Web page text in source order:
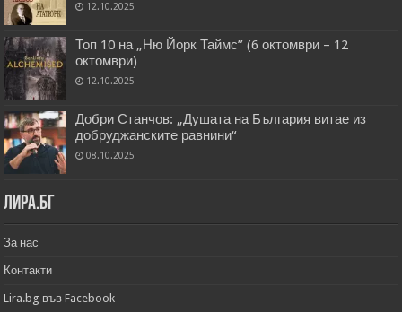
12.10.2025
Топ 10 на „Ню Йорк Таймс” (6 октомври – 12
октомври)
12.10.2025
Добри Станчов: „Душата на България витае из
добруджанските равнини“
08.10.2025
Лира.бг
За нас
Контакти
Lira.bg във Facebook